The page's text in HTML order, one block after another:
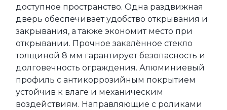
доступное пространство. Одна раздвижная
дверь обеспечивает удобство открывания и
закрывания, а также экономит место при
открывании. Прочное закалённое стекло
толщиной 8 мм гарантирует безопасность и
долговечность ограждения. Алюминиевый
профиль с антикоррозийным покрытием
устойчив к влаге и механическим
воздействиям. Направляющие с роликами